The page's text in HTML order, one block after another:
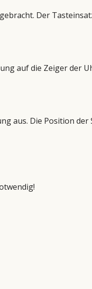
Der
auf die Zeiger der
aus. Die Position